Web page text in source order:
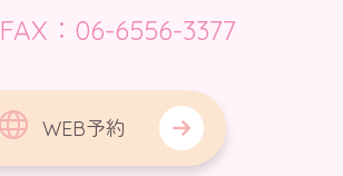
FAX：06-6556-3377
WEB予約